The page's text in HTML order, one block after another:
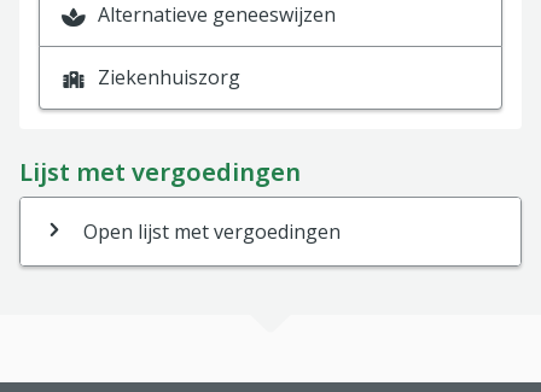
Alternatieve geneeswijzen
Ziekenhuiszorg
Lijst met vergoedingen
Open lijst met vergoedingen